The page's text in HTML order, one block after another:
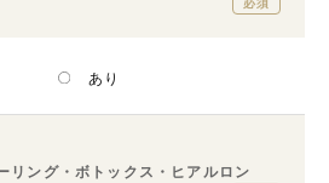
必須
あり
リング・ボトックス・ヒアルロン